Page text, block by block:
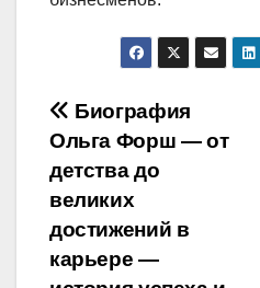
Навигация
по
записям
Биография
Ольга Форш — от
детства до
великих
достижений в
карьере —